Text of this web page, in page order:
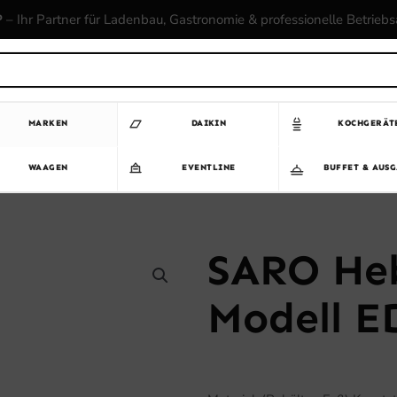
– Ihr Partner für Ladenbau, Gastronomie & professionelle
MARKEN DAIKIN
WAAGEN EVENTLINE BUFFET &
SARO
Modell